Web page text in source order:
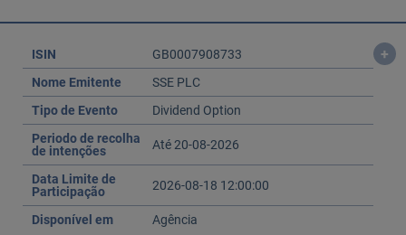
ISIN GB0007908733 +
Nome Emitente
SSE PLC
Tipo de Evento
Dividend Option
Periodo de recolha
de intenções
Até 20-08-2026
Data Limite de
Participação
2026-08-18 12:00:00
Disponível em Agência